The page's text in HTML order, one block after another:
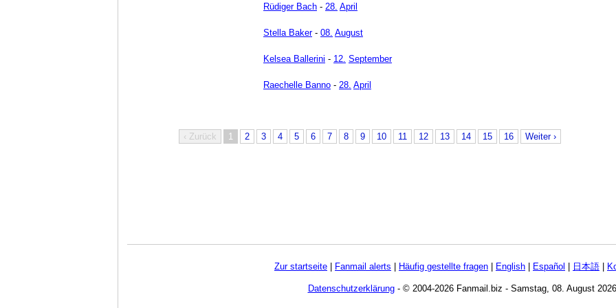
Rüdiger Bach - 28. April
Stella Baker- 08. August
Kelsea Ballerini - 12. September
Raechelle Banno - 28. April
‹ Zurück 1 2 3 4 5 6 7 8 9 10 11 12 13 14 15 16 Weiter ›
Zur startseite | Fanmail alerts | Häufig gestellte fragen | English | Español | 日本語 |
Datenschutzerklärung- © 2004-2026 Fanmail.biz - Samstag, 08. August 2026